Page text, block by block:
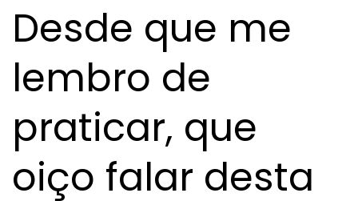
Desde que me
lembro de
praticar, que
oiço falar desta